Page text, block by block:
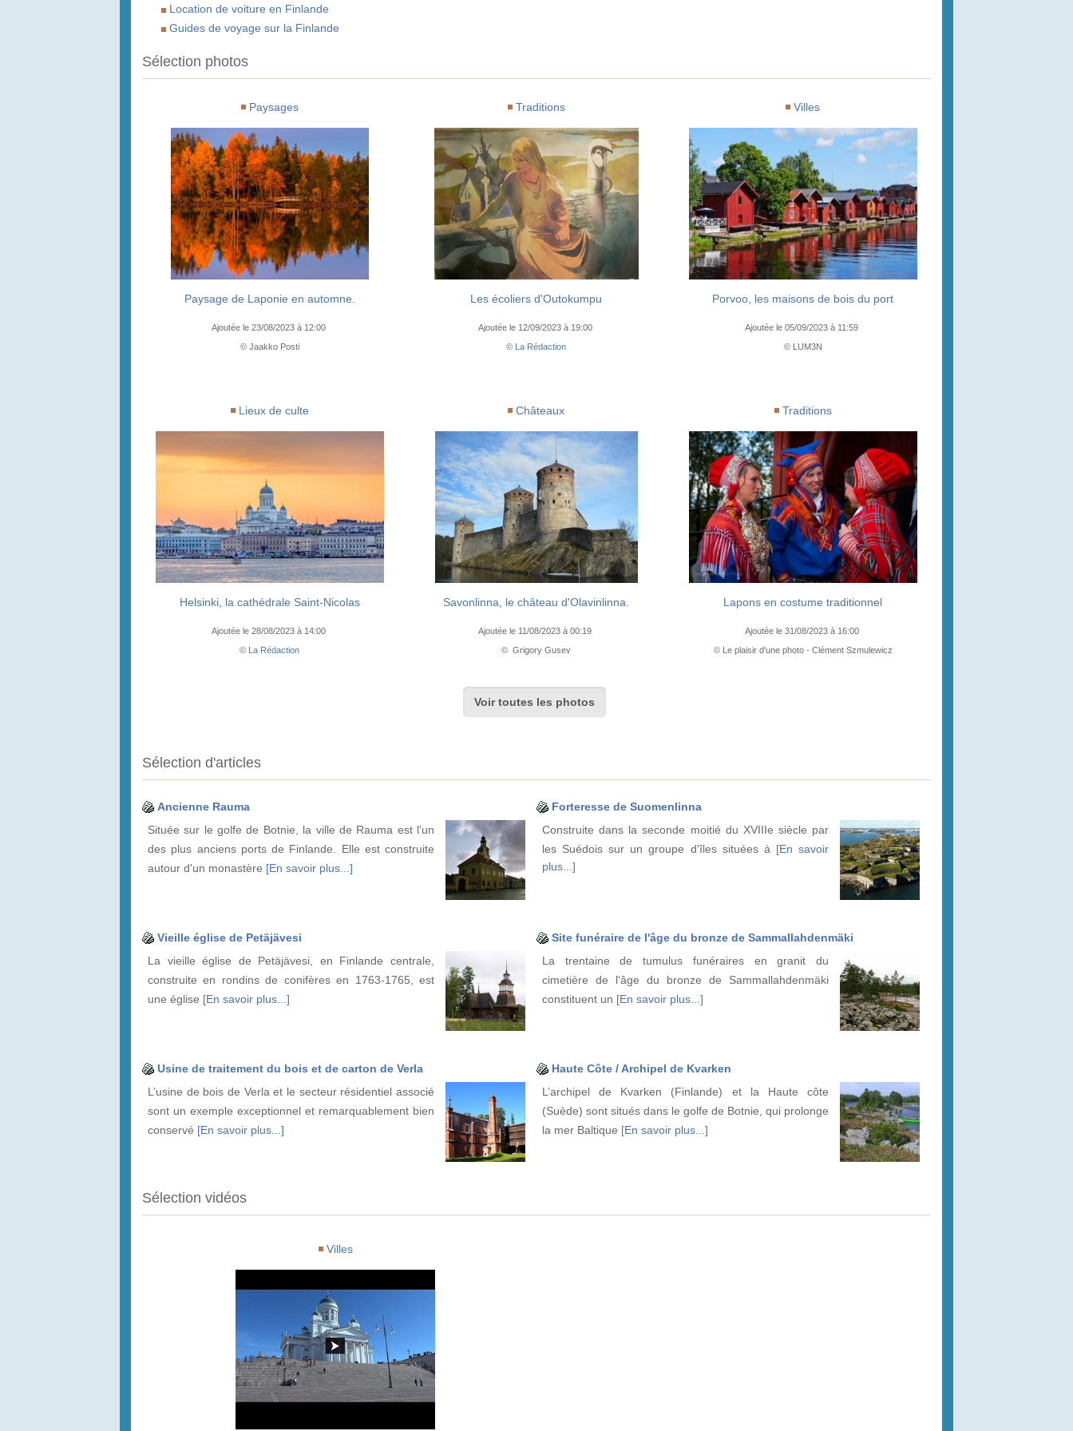
Location de voiture en Finlande
Guides de voyage sur la Finlande
Sélection photos
Paysages
Paysage de Laponie en automne.
Ajoutée le 23/08/2023 à 12:00
© Jaakko Posti
Traditions
Les écoliers d'Outokumpu
Ajoutée le 12/09/2023 à 19:00
© La Rédaction
Villes
Porvoo, les maisons de bois du port
Ajoutée le 05/09/2023 à 11:59
© LUM3N
Lieux de culte
Helsinki, la cathédrale Saint-Nicolas
Ajoutée le 28/08/2023 à 14:00
© La Rédaction
Châteaux
Savonlinna, le château d'Olavinlinna.
Ajoutée le 11/08/2023 à 00:19
© Grigory Gusev
Traditions
Lapons en costume traditionnel
Ajoutée le 31/08/2023 à 16:00
© Le plaisir d'une photo - Clément Szmulewicz
Voir toutes les photos
Sélection d'articles
Ancienne Rauma
Située sur le golfe de Botnie, la ville de Rauma est l'un
des plus anciens ports de Finlande. Elle est construite
autour d'un monastère [En savoir plus...]
Forteresse de Suomenlinna
Construite dans la seconde moitié du XVIIIe siècle par
les Suédois sur un groupe d'îles situées à [En savoir
plus...]
Vieille église de Petäjävesi
La vieille église de Petäjävesi, en Finlande centrale,
construite en rondins de conifères en 1763-1765, est
une église [En savoir plus...]
Site funéraire de l'âge du bronze de Sammallahdenmäki
La trentaine de tumulus funéraires en granit du
cimetière de l'âge du bronze de Sammallahdenmäki
constituent un [En savoir plus...]
Usine de traitement du bois et de carton de Verla
L’usine de bois de Verla et le secteur résidentiel associé
sont un exemple exceptionnel et remarquablement bien
conservé [En savoir plus...]
Haute Côte / Archipel de Kvarken
L’archipel de Kvarken (Finlande) et la Haute côte
(Suède) sont situés dans le golfe de Botnie, qui prolonge
la mer Baltique [En savoir plus...]
Sélection vidéos
Villes